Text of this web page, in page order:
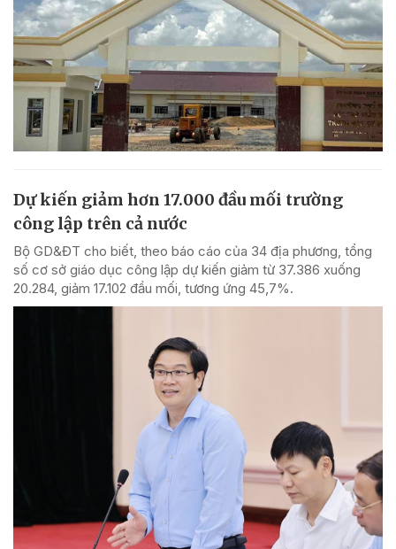
Dự kiến giảm hơn 17.000 đầu mối trường
công lập trên cả nước
Bộ GD&ĐT cho biết, theo báo cáo của 34 địa phương, tổng
số cơ sở giáo dục công lập dự kiến giảm từ 37.386 xuống
20.284, giảm 17.102 đầu mối, tương ứng 45,7%.